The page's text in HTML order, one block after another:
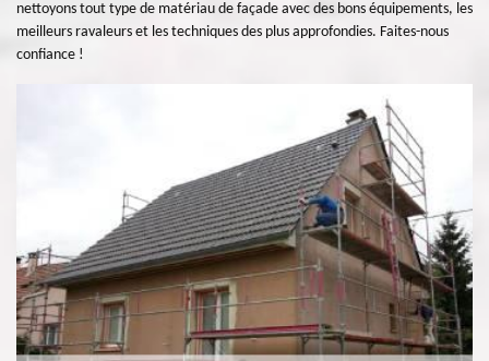
nettoyons tout type de matériau de façade avec des bons équipements, les
meilleurs ravaleurs et les techniques des plus approfondies. Faites-nous
confiance !